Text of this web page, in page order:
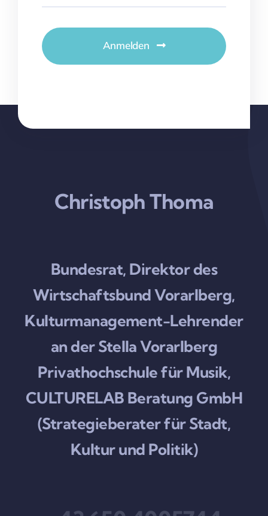
Anmelden
Christoph Thoma
Bundesrat, Direktor des
Wirtschaftsbund Vorarlberg,
Kulturmanagement-Lehrender
an der Stella Vorarlberg
Privathochschule für Musik,
CULTURELAB Beratung GmbH
(Strategieberater für Stadt,
Kultur und Politik)